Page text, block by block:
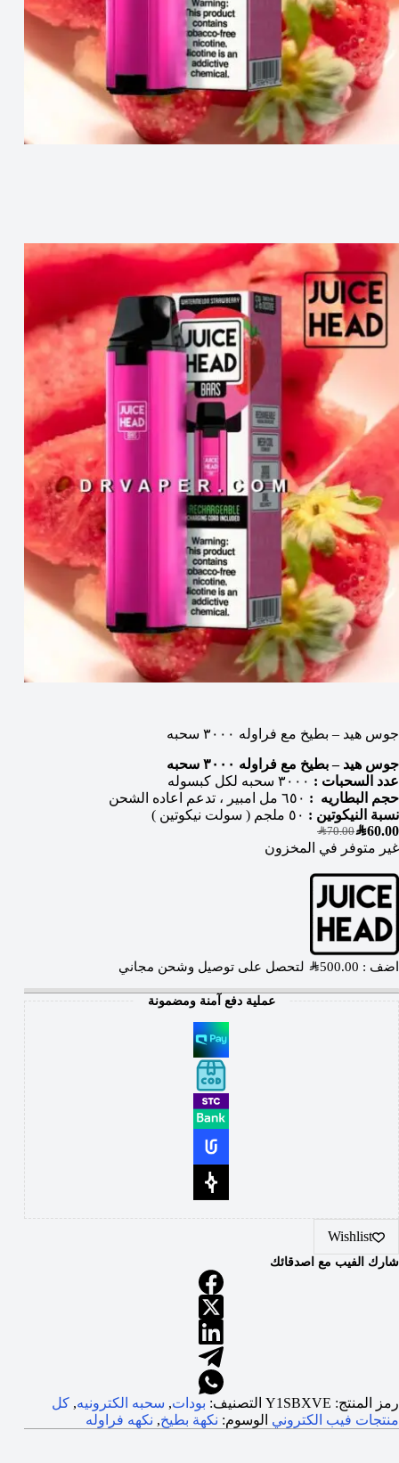
جوس هيد – بطيخ مع فراوله ٣٠٠٠ سحبه
جوس هيد – بطيخ مع فراوله ٣٠٠٠ سحبه
عدد السحبات :
حجم البطاريه :
نسبة النيكوتين :
SAR70.00SAR60.00
غير متوفر في المخزون
اضف : SAR500.00 لتحصل على توصيل وشحن مجاني
عملية دفع آمنة ومضمونة
Wishlist
شارك الفيب مع اصدقائك
رمز المنتج: Y1SBXVE التصنيف: بودات, سحبه الكترونيه, كل
منتجات فيب الكتروني الوسوم: نكهة بطيخ, نكهه فراوله